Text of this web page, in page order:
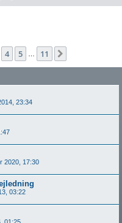
4 5 11
23:34
2020, 17:30
03:22